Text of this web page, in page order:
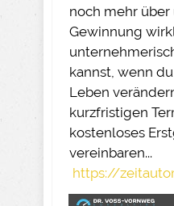
noch mehr über
Gewinnung
kannst, wenn
Leben
kurzfristigen
kostenloses
vereinbaren...
https://